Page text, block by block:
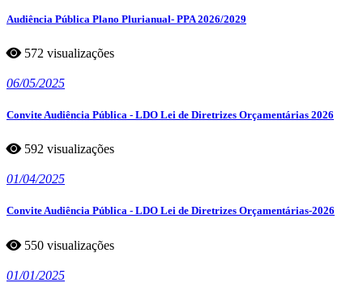
Audiência Pública Plano Plurianual- PPA 2026/2029
572 visualizações
06/05/2025
Convite Audiência Pública - LDO Lei de Diretrizes Orçamentárias 2026
592 visualizações
01/04/2025
Convite Audiência Pública - LDO Lei de Diretrizes Orçamentárias-2026
550 visualizações
01/01/2025